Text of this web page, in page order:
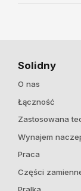
Solidny
O nas
Łączność
Zastosowana
Wynajem
Praca
Części